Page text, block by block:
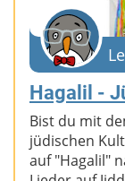
Hagalil -
Bist du mit
jüdischen
auf "Hagalil"